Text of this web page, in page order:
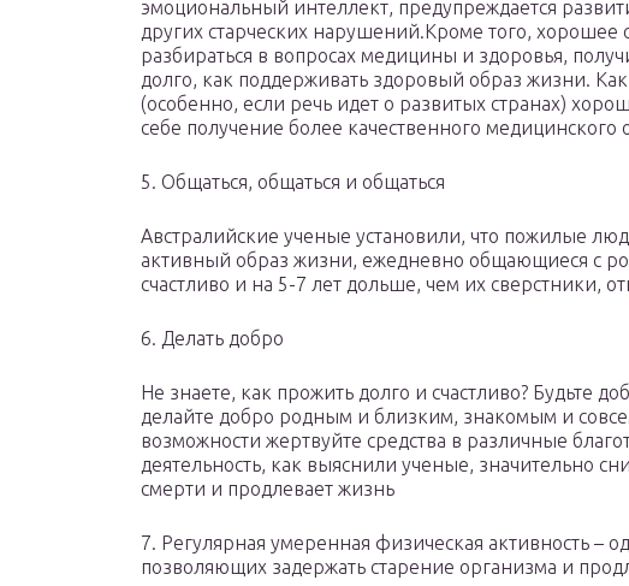
эмоциональный интеллект, предупреждается
других старческих нарушений.Кроме того, хорошее
разбираться в вопросах медицины и здоровья,
долго, как поддерживать здоровый образ жизни.
(особенно, если речь идет о развитых странах)
себе получение более качественного медицинского
5. Общаться, общаться и общаться
Австралийские ученые установили, что пожилые
активный образ жизни, ежедневно общающиеся с
счастливо и на 5-7 лет дольше, чем их сверстники,
6. Делать добро
Не знаете, как прожить долго и счастливо? Будьте
делайте добро родным и близким, знакомым и
возможности жертвуйте средства в различные
деятельность, как выяснили ученые, значительно
смерти и продлевает жизнь
7. Регулярная умеренная физическая активность –
позволяющих задержать старение организма и